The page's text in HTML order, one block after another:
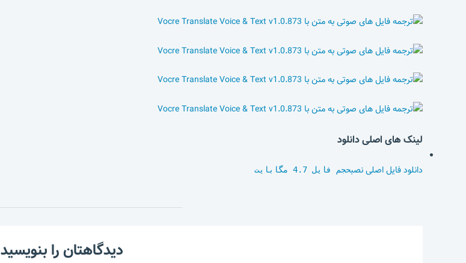
لینک های اصلی دانلود
دانلود فایل اصلی نصبحجم فایل 4.7 مگابایت
دیدگاهتان را بنویسید